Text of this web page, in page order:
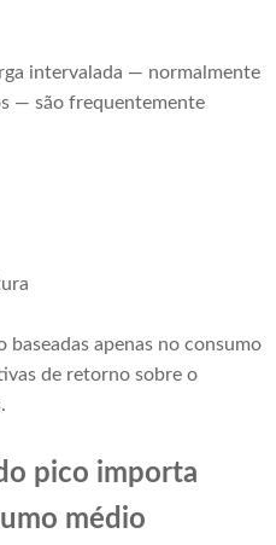
intervalada — normalmente
— são frequentemente
baseadas apenas no consumo
de retorno sobre o
pico importa
médio